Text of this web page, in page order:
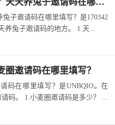
天天养兔子邀请码是多少？天天养兔子邀请码在哪里填写？
子邀请码在哪里填写？是170342
养兔子邀请码的地方。 1.天...
邀请码在哪里填写？
码在哪里填写？是UNBQIO。在
码。 1.小麦圈邀请码是多少？ ...